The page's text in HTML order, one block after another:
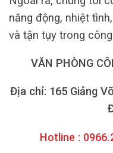
năng động, nhiệt
và tận tụy trong
VĂN PHÒNG
Địa chỉ: 165 Giảng
Hotline :